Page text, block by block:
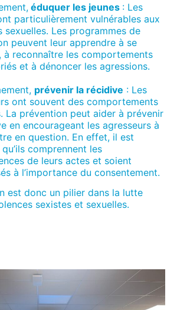
éduquer les jeunes : Les
particulièrement vulnérables aux
sexuelles. Les programmes de
peuvent leur apprendre à se
à reconnaître les comportements
et à dénoncer les agressions.
prévenir la récidive : Les
ont souvent des comportements
La prévention peut aider à prévenir
en encourageant les agresseurs à
en question. En effet, il est
comprennent les
de leurs actes et soient
à l’importance du consentement.
est donc un pilier dans la lutte
sexistes et sexuelles.